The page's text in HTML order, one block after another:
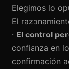
Elegimos lo
El
· El control
confianza en
confirmación